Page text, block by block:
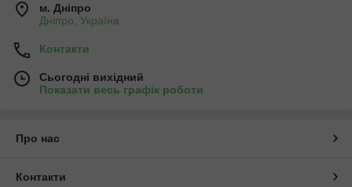
м. Дніпро
Дніпро, Україна
Контакти
Сьогодні вихідний
Показати весь графік роботи
Про нас
Контакти